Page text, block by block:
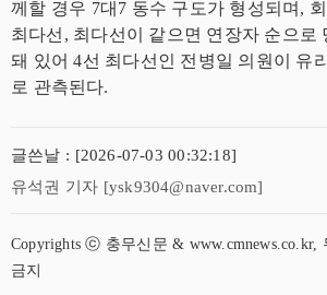
께할 경우 7대7 동수 구도가 형성되며,
최다선, 최다선이 같으면 연장자 순으로
돼 있어 4선 최다선인 전병일 의원이 유
로 관측된다.
글쓴날 : [2026-07-03 00:32:18]
유석권 기자 [ysk9304@naver.com]
Copyrights ⓒ 충무신문 & www.cmnews.co.kr,
금지